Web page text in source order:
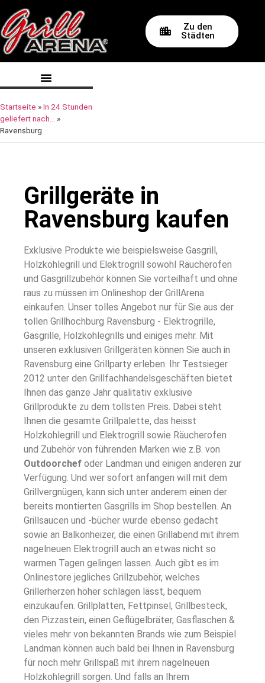
Zu den
Städten
Startseite »In 24 Stunden
geliefert nach…
»
Ravensburg
Grillgeräte in
Ravensburg kaufen
Exklusive Produkte wie beispielsweise Gasgrill,
Holzkohlegrill und Elektrogrill sowohl Räucherofen
und Gasgrillzubehör können Sie vorteilhaft und ohne
raus zu müssen im Onlineshop der GrillArena
einkaufen. Unser tolles Angebot nur für Sie aus der
tollen Grillhochburg Ravensburg - Elektrogrille,
Gasgrille, Holzkohlegrills und einiges mehr. Mit
unseren exklusiven Grillgeräten können Sie auch in
Ravensburg eine Grillparty erleben. Ihr Testsieger
2012 unter den Grillfachhandelsgeschäften bietet
Ihnen das ganze Jahr qualitativ exklusive
Grillprodukte zu dem tollsten Preis. Dabei steht
Ihnen die gesamte Grillpalette, das heisst
Holzkohlegrill und Elektrogrill sowie Räucherofen
und Zubehör von führenden Marken wie z.B. von
Outdoorchef oder Landman und einigen anderen zur
Verfügung. Und wer sofort anfangen will mit dem
Grillvergnügen, kann sich unter anderem einen der
bereits montierten Gasgrills im Shop bestellen. An
Grillsaucen und -bücher wurde ebenso gedacht
sowie an Balkonheizer, die einen Grillabend mit ihrem
nagelneuen Elektrogrill auch an etwas nicht so
warmen Tagen gelingen lassen. Auch gibt es im
Onlinestore jegliches Grillzubehör, welches
Grillerherzen höher schlagen lässt, bequem
einzukaufen. Grillplatten, Fettpinsel, Grillbesteck,
den Pizzastein, einen Geflügelbräter, Gasflaschen &
vieles mehr von bekannten Brands wie zum Beispiel
Landman können auch bald bei Ihnen in Ravensburg
für noch mehr Grillspaß mit ihrem nagelneuen
Holzkohlegrill sorgen. Und falls an Ihrem